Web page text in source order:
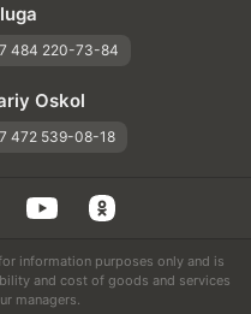
484 220-73-84
Oskol
472 539-08-18
information purposes only and is
and cost of goods and services
managers.